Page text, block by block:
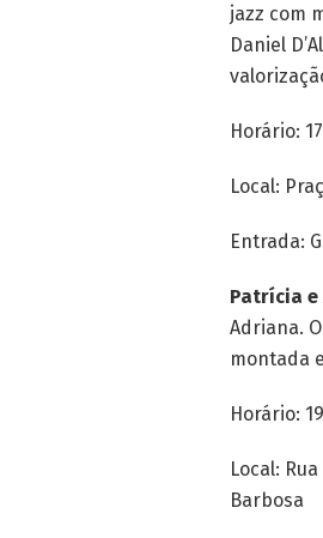
jazz com
Daniel
Horário:
Local:
Entrada:
Patrícia e
Adriana.
montada
Horário:
Local:
Barbosa